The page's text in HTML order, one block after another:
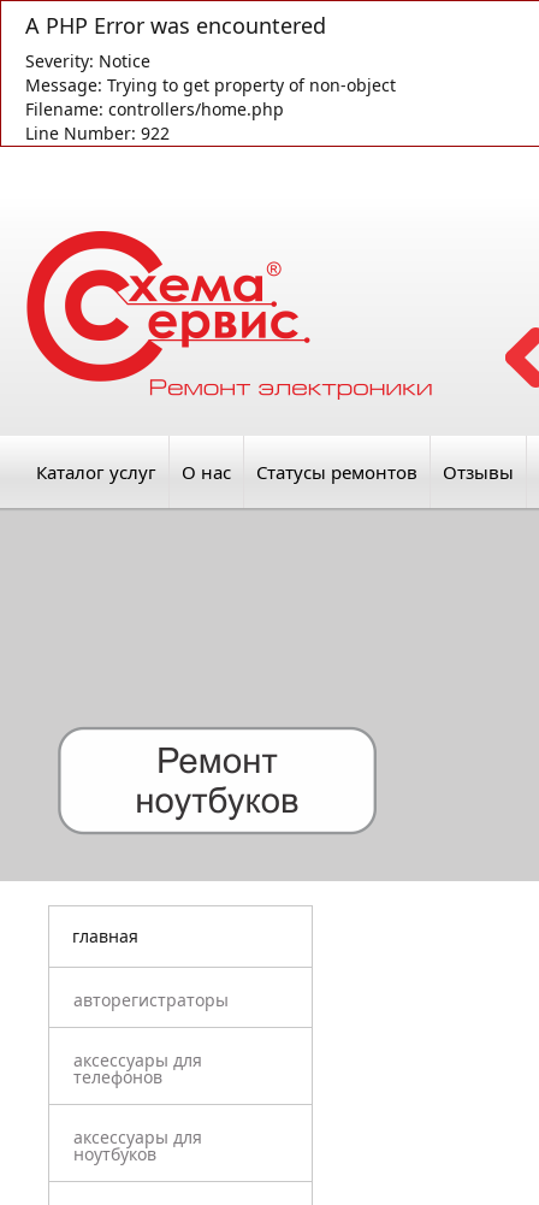
A PHP Error was encountered
Severity: Notice
Message: Trying to get property of non-object
Filename: controllers/home.php
Line Number: 922
Каталог услуг О нас Статусы ремонтов Отзывы
главная
авторегистраторы
аксессуары для
телефонов
аксессуары для
ноутбуков